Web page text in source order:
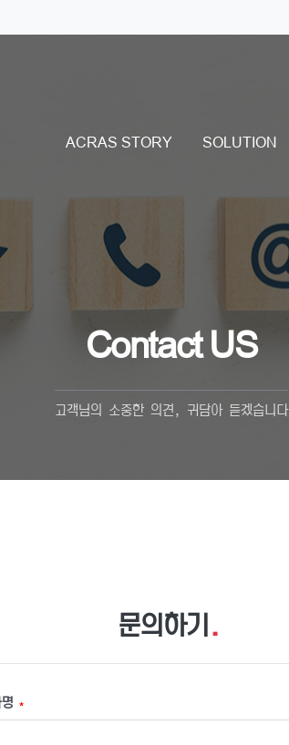
ACRAS STORY SOLUTION
Contact US
고객님의 소중한 의견, 귀담아 듣겠습니다
문의하기 .
*